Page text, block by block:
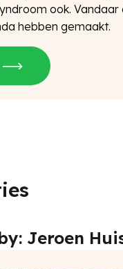
ook. Vandaar
hebben gemaakt.
Jeroen